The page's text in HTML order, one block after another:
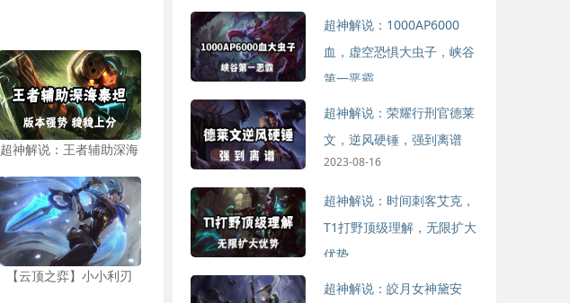
超神解说：王者辅助深海
【云顶之弈】小小利刃
2023-08-16
超神解说：1000AP6000
血，虚空恐惧大虫子，峡谷
第一恶霸
2023-08-16
超神解说：荣耀行刑官德莱
文，逆风硬锤，强到离谱
2023-08-16
超神解说：时间刺客艾克，
T1打野顶级理解，无限扩大
优势
2023-08-10
超神解说：皎月女神黛安